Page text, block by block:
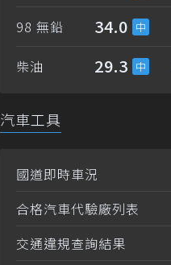
98 無鉛 34.0
柴油 29.3
汽車工具
國道即時車況
合格汽車代驗廠列表
交通違規查詢結果